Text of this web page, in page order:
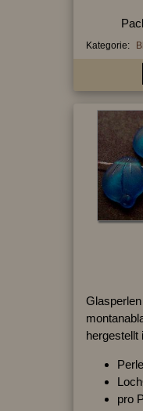
Kategorie:
hergestellt
pro